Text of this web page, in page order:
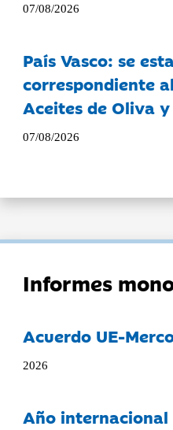
07/08/2026
País Vasco: se
correspondiente
Aceites de Oliva
07/08/2026
Informes
Acuerdo UE-
2026
Año